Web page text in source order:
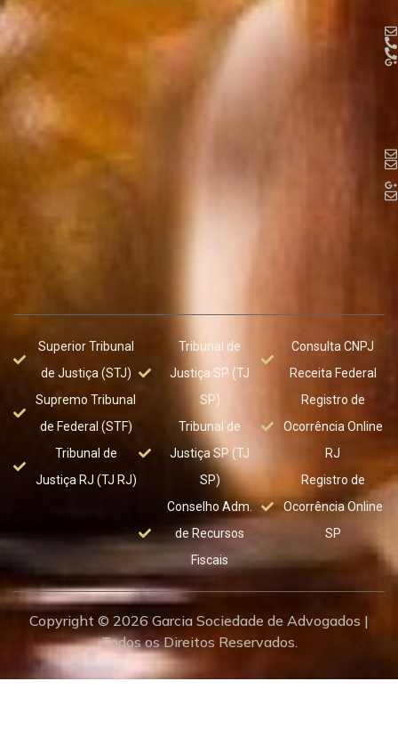
Superior Tribunal
de Justiça (STJ)
Supremo Tribunal
de Federal (STF)
Tribunal de
Justiça RJ (TJ RJ)
Tribunal de
Justiça SP (TJ
SP)
Tribunal de
Justiça SP (TJ
SP)
Conselho Adm.
de Recursos
Fiscais
Consulta CNPJ
Receita Federal
Registro de
Ocorrência Online
RJ
Registro de
Ocorrência Online
SP
Copyright © 2026 Garcia Sociedade de Advogados |
Todos os Direitos Reservados.